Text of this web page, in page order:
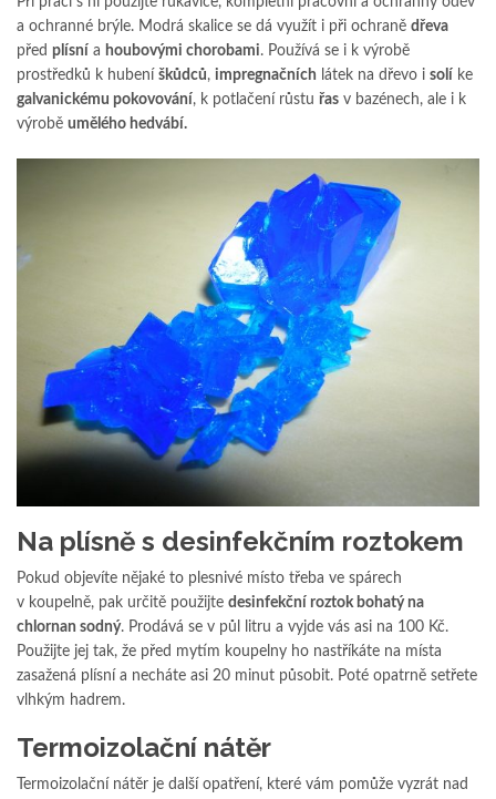
a ochranné brýle. Modrá skalice se dá využít i při ochraně dřeva
před plísní a houbovými chorobami. Používá se i k výrobě
prostředků k hubení škůdců, impregnačních látek na dřevo i solí ke
galvanickému pokovování, k potlačení růstu řas v bazénech, ale i k
výrobě umělého hedvábí.
Na plísně s desinfekčním roztokem
Pokud objevíte nějaké to plesnivé místo třeba ve spárech
v koupelně, pak určitě použijte desinfekční roztok bohatý na
chlornan sodný. Prodává se v půl litru a vyjde vás asi na 100 Kč.
Použijte jej tak, že před mytím koupelny ho nastříkáte na místa
zasažená plísní a necháte asi 20 minut působit. Poté opatrně setřete
vlhkým hadrem.
Termoizolační nátěr
Termoizolační nátěr je další opatření, které vám pomůže vyzrát nad